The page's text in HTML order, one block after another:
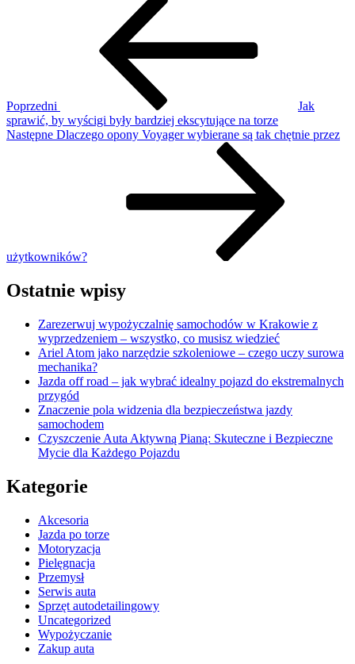
Poprzedni
Jak
sprawić, by wyścigi były bardziej ekscytujące na torze
Następny
Następne Dlaczego opony Voyager wybierane są tak chętnie przez
użytkowników?
Ostatnie wpisy
Zarezerwuj wypożyczalnię samochodów w Krakowie z
wyprzedzeniem – wszystko, co musisz wiedzieć
Ariel Atom jako narzędzie szkoleniowe – czego uczy surowa
mechanika?
Jazda off road – jak wybrać idealny pojazd do ekstremalnych
przygód
Znaczenie pola widzenia dla bezpieczeństwa jazdy
samochodem
Czyszczenie Auta Aktywną Pianą: Skuteczne i Bezpieczne
Mycie dla Każdego Pojazdu
Kategorie
Akcesoria
Jazda po torze
Motoryzacja
Pielęgnacja
Przemysł
Serwis auta
Sprzęt autodetailingowy
Uncategorized
Wypożyczanie
Zakup auta